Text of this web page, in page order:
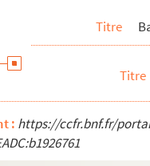
Correspondance Auguste
Correspondance Auguste
Correspondance Auguste
Titre
Titre
: https://ccfr.bnf.fr/